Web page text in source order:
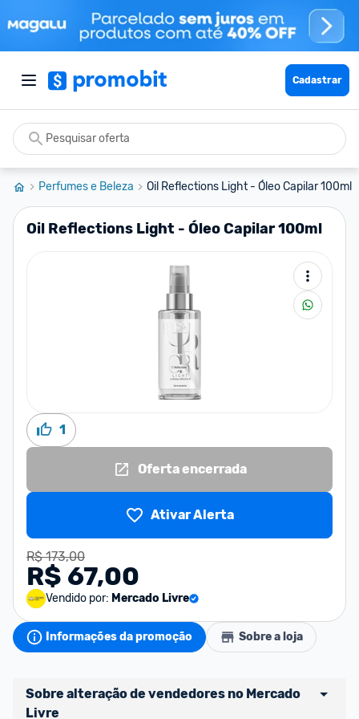
Cadastrar
Perfumes e Beleza Oil Reflections Light - Óleo Capilar 100ml
Oil Reflections Light - Óleo Capilar 100ml
1
Oferta encerrada
Ativar Alerta
R$ 173,00
R$ 67,00
Vendido por: Mercado Livre
Informações da promoção Sobre a loja
Sobre alteração de vendedores no Mercado
Livre